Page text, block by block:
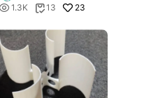
 1.3K 13 23